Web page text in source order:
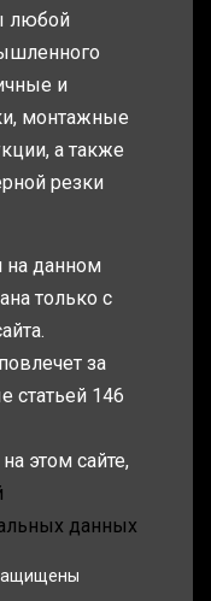
любой
и
монтажные
а также
резки
на данном
только с
за
статьей 146
этом сайте,
данных